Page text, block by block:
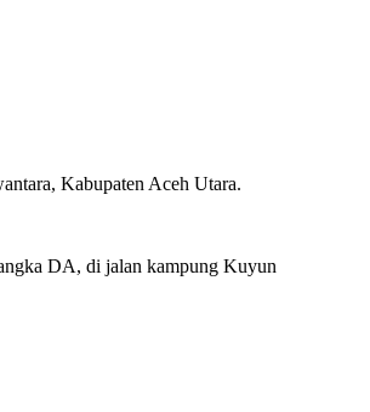
Kabupaten Aceh Utara.
DA, di jalan kampung Kuyun